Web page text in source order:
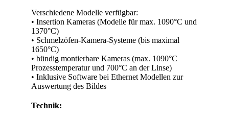
Verschiedene Modelle verfügbar:
• Insertion Kameras (Modelle für max. 1090°C und
1370°C)
• Schmelzöfen-Kamera-Systeme (bis maximal
1650°C)
• bündig montierbare Kameras (max. 1090°C
Prozesstemperatur und 700°C an der Linse)
• Inklusive Software bei Ethernet Modellen zur
Auswertung des Bildes
Technik: